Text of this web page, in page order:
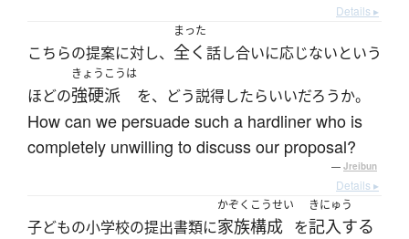
Details ▸
こちらの提案に対し、
まった
全く 話し合いに応じないという
ほどの
きょうこうは
強硬派 を、どう説得したらいいだろうか。
How can we persuade such a hardliner who is
completely unwilling to discuss our proposal?
— Jreibun
Details ▸
子どもの小学校の提出書類に
かぞくこうせい
家族構成 を
きにゅう
記入する